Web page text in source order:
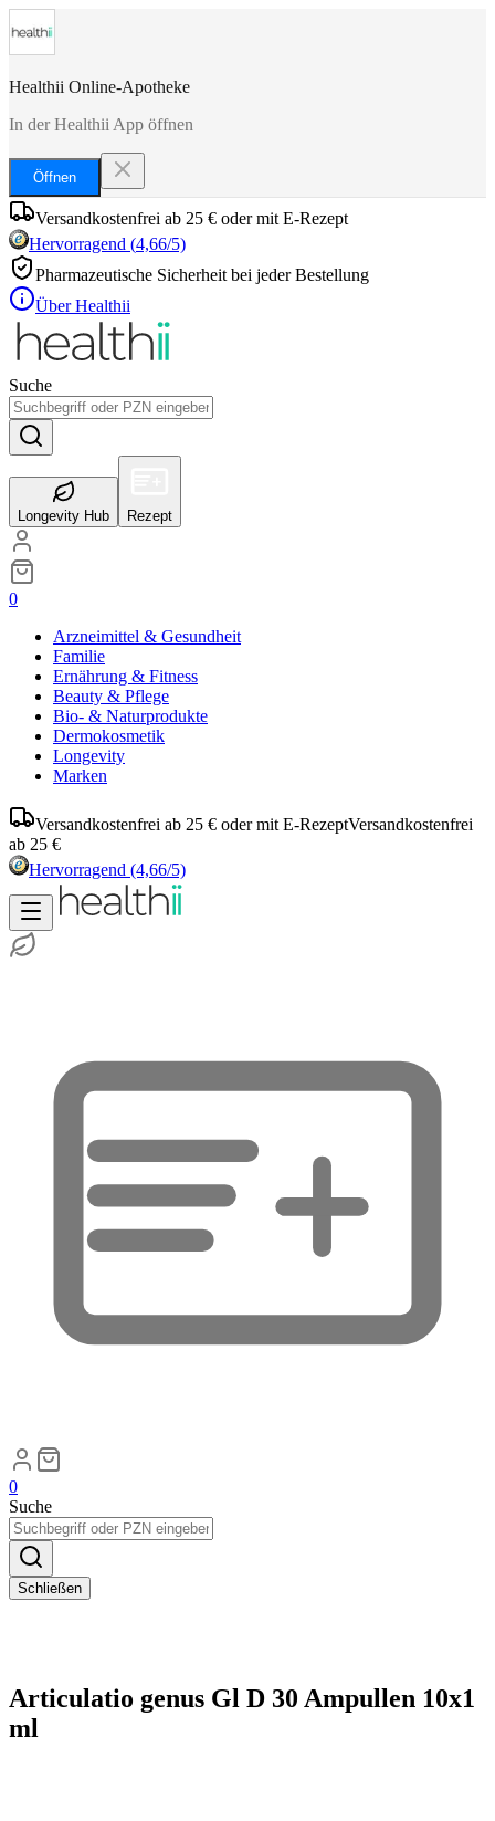
Healthii Online-Apotheke
In der Healthii App öffnen
Öffnen
Versandkostenfrei ab 25 € oder mit E-Rezept
Hervorragend (4,66/5)
Pharmazeutische Sicherheit bei jeder Bestellung
Über Healthii
Suche
Longevity Hub Rezept
0
Arzneimittel & Gesundheit
Familie
Ernährung & Fitness
Beauty & Pflege
Bio- & Naturprodukte
Dermokosmetik
Longevity
Marken
Versandkostenfrei ab 25 € oder mit E-RezeptVersandkostenfrei
ab 25 €
Hervorragend (4,66/5)
0
Suche
Schließen
Articulatio genus Gl D 30 Ampullen 10x1
ml